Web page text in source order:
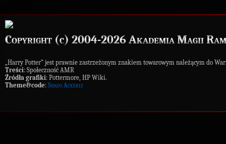
Copyright (c) 2004-2026 Akademia Magii
„Harry Potter” jest prawnie zastrzeżonym znakiem towarowym należącym do
Treści: Społeczność AMR
Źródła grafiki: Pottermore, HP Wiki.
Theme&code: Shado Ackerly